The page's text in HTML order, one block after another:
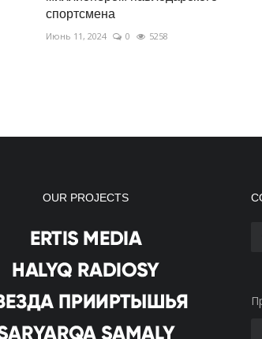
спортсмена
Июнь 11, 2024 0 5258
OUR PROJECTS